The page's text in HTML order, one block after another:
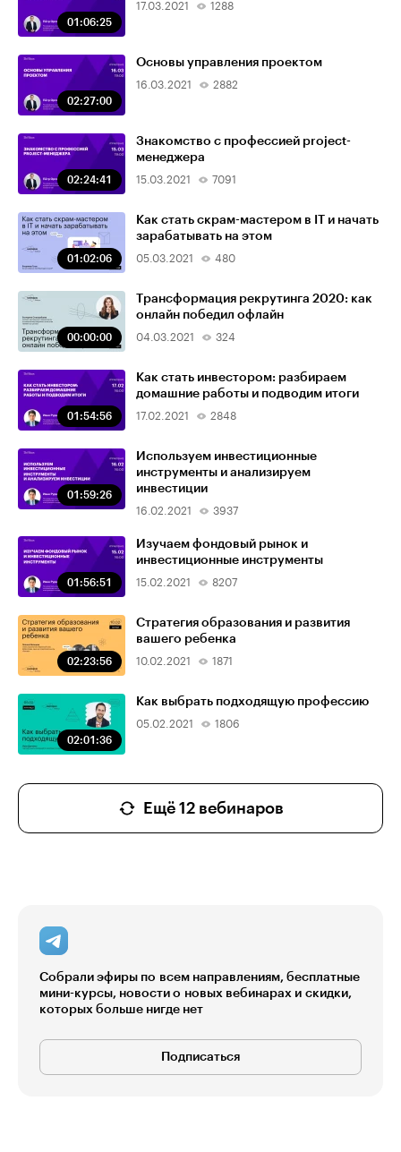
01:06:25
17.03.2021 1288
02:27:00
Основы управления проектом
16.03.2021 2882
02:24:41
Знакомство с профессией project-
менеджера
15.03.2021 7091
01:02:06
Как стать скрам-мастером в IT и начать
зарабатывать на этом
05.03.2021 480
00:00:00
Трансформация рекрутинга 2020: как
онлайн победил офлайн
04.03.2021 324
01:54:56
Как стать инвестором: разбираем
домашние работы и подводим итоги
17.02.2021 2848
01:59:26
Используем инвестиционные
инструменты и анализируем
инвестиции
16.02.2021 3937
01:56:51
Изучаем фондовый рынок и
инвестиционные инструменты
15.02.2021 8207
02:23:56
Стратегия образования и развития
вашего ребенка
10.02.2021 1871
02:01:36
Как выбрать подходящую профессию
05.02.2021 1806
Ещё 12 вебинаров
Собрали эфиры по всем направлениям, бесплатные
мини-курсы, новости о новых вебинарах и скидки,
которых больше нигде нет
Подписаться